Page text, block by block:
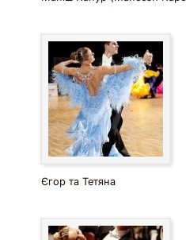
можливість
допомога ArtMuz із
включенням номера
Єгор та Тетяна